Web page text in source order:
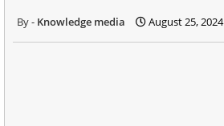
Knowledge media August 25, 2024